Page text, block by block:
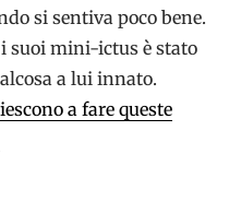
si sentiva poco bene.
suoi mini-ictus è stato
a lui innato.
a fare queste